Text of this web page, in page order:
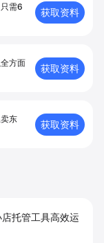
需6
获取资料
方面
获取资料
东
获取资料
托管工具高效运